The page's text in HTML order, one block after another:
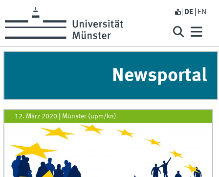
DE EN
Newsportal
12. März 2020 Münster (upm/kn)